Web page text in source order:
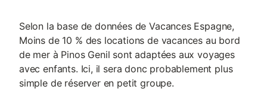
Selon la base de données de Vacances Espagne,
Moins de 10 % des locations de vacances au bord
de mer à Pinos Genil sont adaptées aux voyages
avec enfants. Ici, il sera donc probablement plus
simple de réserver en petit groupe.